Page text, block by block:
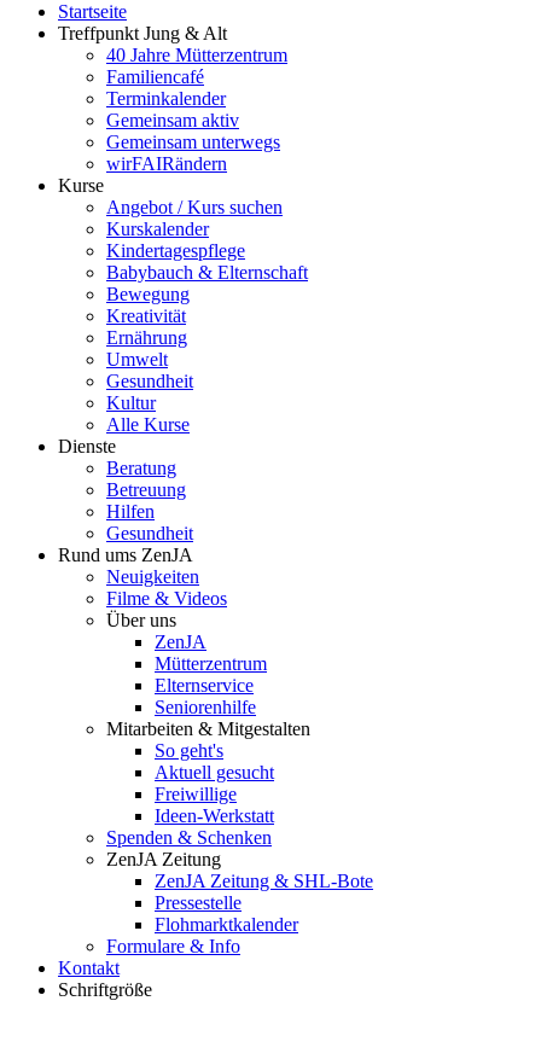
Startseite
Treffpunkt Jung & Alt
40 Jahre Mütterzentrum
Familiencafé
Terminkalender
Gemeinsam aktiv
Gemeinsam unterwegs
wirFAIRändern
Kurse
Angebot / Kurs suchen
Kurskalender
Kindertagespflege
Babybauch & Elternschaft
Bewegung
Kreativität
Ernährung
Umwelt
Gesundheit
Kultur
Alle Kurse
Dienste
Beratung
Betreuung
Hilfen
Gesundheit
Rund ums ZenJA
Neuigkeiten
Filme & Videos
Über uns
ZenJA
Mütterzentrum
Elternservice
Seniorenhilfe
Mitarbeiten & Mitgestalten
So geht's
Aktuell gesucht
Freiwillige
Ideen-Werkstatt
Spenden & Schenken
ZenJA Zeitung
ZenJA Zeitung & SHL-Bote
Pressestelle
Flohmarktkalender
Formulare & Info
Kontakt
Schriftgröße